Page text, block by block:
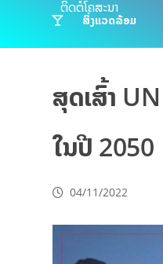
ຕິດຕໍ່ໂຄສະນາ
ສິ່ງແວດລ້ອມ
ສຸດເສົ້າ
ໃນປີ 2050
04/11/2022